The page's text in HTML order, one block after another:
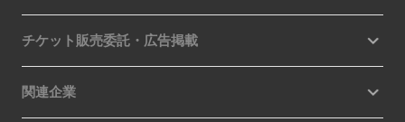
チケット販売委託・広告掲載
関連企業